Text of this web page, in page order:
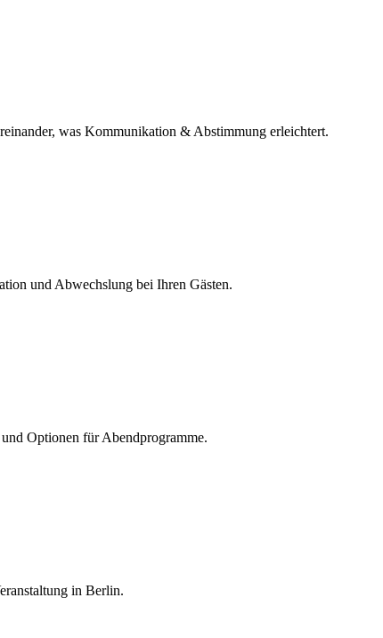
was Kommunikation & Abstimmung erleichtert.
und Abwechslung bei Ihren Gästen.
Optionen für Abendprogramme.
in Berlin.